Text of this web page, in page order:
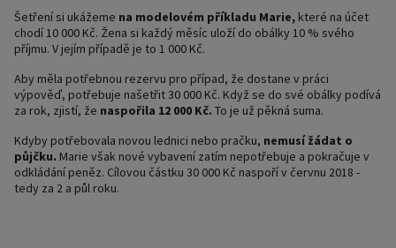
Šetření si ukážeme na modelovém příkladu Marie, které na účet
chodí 10 000 Kč. Žena si každý měsíc uloží do obálky 10 % svého
příjmu. V jejím případě je to 1 000 Kč.
Aby měla potřebnou rezervu pro případ, že dostane v práci
výpověď, potřebuje našetřit 30 000 Kč. Když se do své obálky podívá
za rok, zjistí, že naspořila 12 000 Kč. To je už pěkná suma.
Kdyby potřebovala novou lednici nebo pračku, nemusí žádat o
půjčku. Marie však nové vybavení zatím nepotřebuje a pokračuje v
odkládání peněz. Cílovou částku 30 000 Kč naspoří v červnu 2018 -
tedy za 2 a půl roku.